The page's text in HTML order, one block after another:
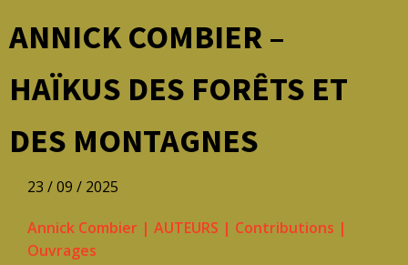
ANNICK COMBIER –
HAÏKUS DES FORÊTS ET
DES MONTAGNES
23 / 09 / 2025
Annick Combier | AUTEURS | Contributions |
Ouvrages